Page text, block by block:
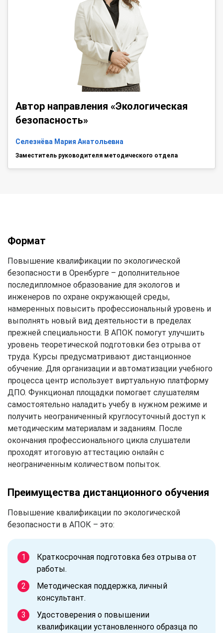
Автор направления «Экологическая
безопасность»
Селезнёва Мария Анатольевна
Заместитель руководителя методического отдела
Формат
Повышение квалификации по экологической
безопасности в Оренбурге – дополнительное
последипломное образование для экологов и
инженеров по охране окружающей среды,
намеренных повысить профессиональный уровень и
выполнять новый вид деятельности в пределах
прежней специальности. В АПОК помогут улучшить
уровень теоретической подготовки без отрыва от
труда. Курсы предусматривают дистанционное
обучение. Для организации и автоматизации учебного
процесса центр использует виртуальную платформу
ДПО. Функционал площадки помогает слушателям
самостоятельно наладить учебу в нужном режиме и
получить неограниченный круглосуточный доступ к
методическим материалам и заданиям. После
окончания профессионального цикла слушатели
проходят итоговую аттестацию онлайн с
неограниченным количеством попыток.
Преимущества дистанционного обучения
Повышение квалификации по экологической
безопасности в АПОК – это:
Краткосрочная подготовка без отрыва от
работы.
Методическая поддержка, личный
консультант.
Удостоверения о повышении
квалификации установленного образца по